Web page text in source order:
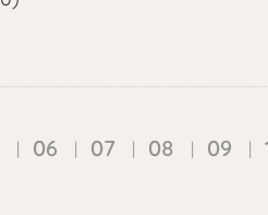
06 07 08 09